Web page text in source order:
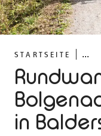
STARTSEITE ...
in